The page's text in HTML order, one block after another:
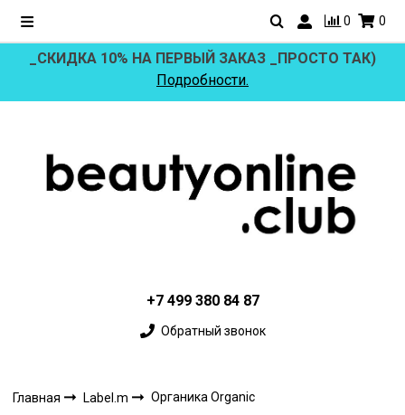
0 0
_СКИДКА 10% НА ПЕРВЫЙ ЗАКАЗ _ПРОСТО ТАК)
Подробности.
+7 499 380 84 87
Обратный звонок
Главная Label.m Органика Organic